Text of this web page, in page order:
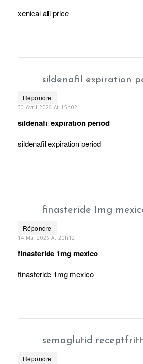
xenical alli price
sildenafil expiration
Répondre
30 Avril 2026 At 15h02
sildenafil expiration period
sildenafil expiration period
finasteride 1mg
Répondre
14 Mai 2026 At 20h12
finasteride 1mg mexico
finasteride 1mg mexico
semaglutid receptfritt
Répondre